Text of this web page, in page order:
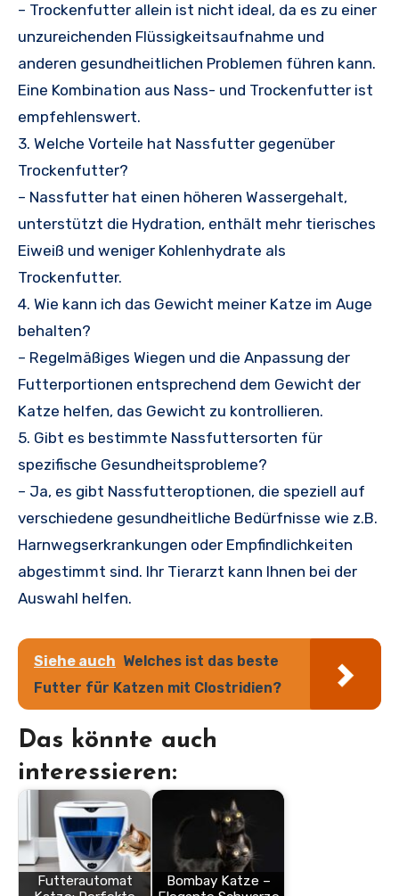
– Trockenfutter allein ist nicht ideal, da es zu einer
unzureichenden Flüssigkeitsaufnahme und
anderen gesundheitlichen Problemen führen kann.
Eine Kombination aus Nass- und Trockenfutter ist
empfehlenswert.
3. Welche Vorteile hat Nassfutter gegenüber
Trockenfutter?
– Nassfutter hat einen höheren Wassergehalt,
unterstützt die Hydration, enthält mehr tierisches
Eiweiß und weniger Kohlenhydrate als
Trockenfutter.
4. Wie kann ich das Gewicht meiner Katze im Auge
behalten?
– Regelmäßiges Wiegen und die Anpassung der
Futterportionen entsprechend dem Gewicht der
Katze helfen, das Gewicht zu kontrollieren.
5. Gibt es bestimmte Nassfuttersorten für
spezifische Gesundheitsprobleme?
– Ja, es gibt Nassfutteroptionen, die speziell auf
verschiedene gesundheitliche Bedürfnisse wie z.B.
Harnwegserkrankungen oder Empfindlichkeiten
abgestimmt sind. Ihr Tierarzt kann Ihnen bei der
Auswahl helfen.
Siehe auch Welches ist das beste
Futter für Katzen mit Clostridien?
Das könnte auch
interessieren:
Futterautomat
Bombay Katze –